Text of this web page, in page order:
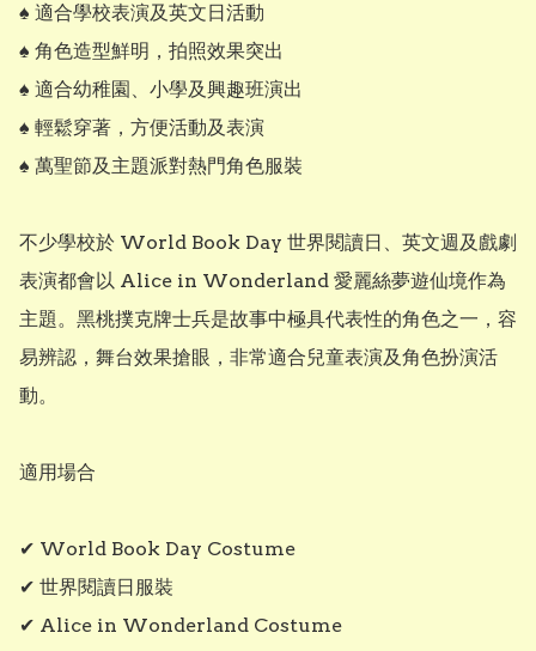
♠️ 適合學校表演及英文日活動
♠️ 角色造型鮮明，拍照效果突出
♠️ 適合幼稚園、小學及興趣班演出
♠️ 輕鬆穿著，方便活動及表演
♠️ 萬聖節及主題派對熱門角色服裝
不少學校於 World Book Day 世界閱讀日、英文週及戲劇
表演都會以 Alice in Wonderland 愛麗絲夢遊仙境作為
主題。黑桃撲克牌士兵是故事中極具代表性的角色之一，容
易辨認，舞台效果搶眼，非常適合兒童表演及角色扮演活
動。
適用場合
✔ World Book Day Costume
✔ 世界閱讀日服裝
✔ Alice in Wonderland Costume